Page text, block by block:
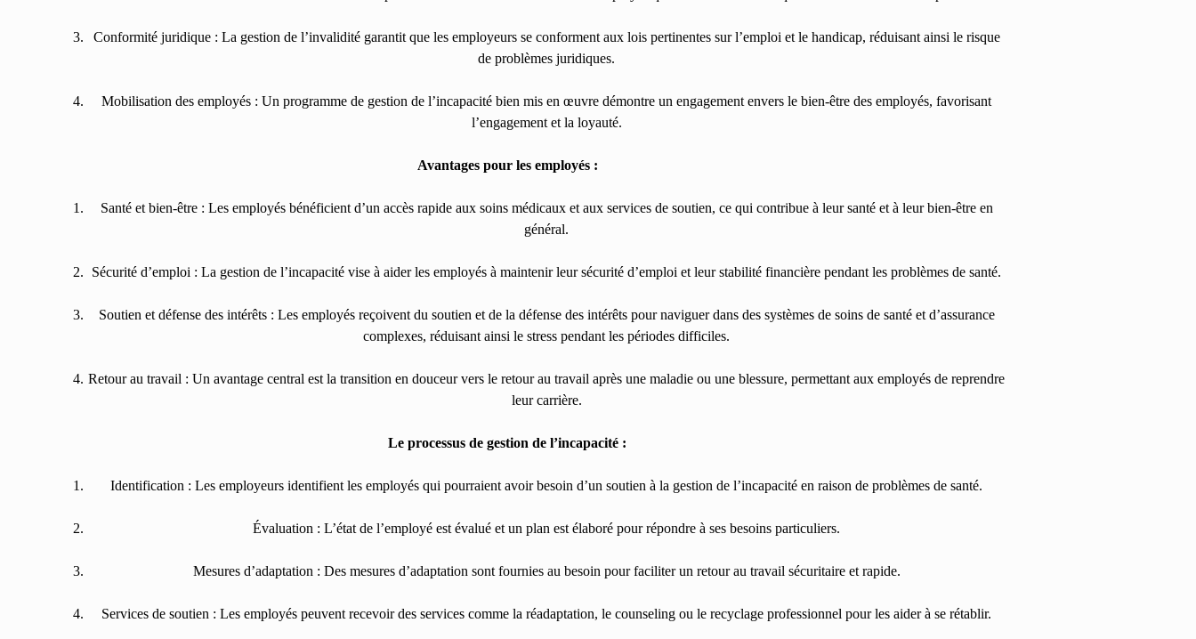
Conformité juridique : La gestion de l’invalidité garantit que les employeurs se conforment aux lois pertinentes sur l’emploi et le handicap, réduisant ainsi le risque
de problèmes juridiques.
Mobilisation des employés : Un programme de gestion de l’incapacité bien mis en œuvre démontre un engagement envers le bien-être des employés, favorisant
l’engagement et la loyauté.
Avantages pour les employés :
Santé et bien-être : Les employés bénéficient d’un accès rapide aux soins médicaux et aux services de soutien, ce qui contribue à leur santé et à leur bien-être en
général.
Sécurité d’emploi : La gestion de l’incapacité vise à aider les employés à maintenir leur sécurité d’emploi et leur stabilité financière pendant les problèmes de santé.
Soutien et défense des intérêts : Les employés reçoivent du soutien et de la défense des intérêts pour naviguer dans des systèmes de soins de santé et d’assurance
complexes, réduisant ainsi le stress pendant les périodes difficiles.
Retour au travail : Un avantage central est la transition en douceur vers le retour au travail après une maladie ou une blessure, permettant aux employés de reprendre
leur carrière.
Le processus de gestion de l’incapacité :
Identification : Les employeurs identifient les employés qui pourraient avoir besoin d’un soutien à la gestion de l’incapacité en raison de problèmes de santé.
Évaluation : L’état de l’employé est évalué et un plan est élaboré pour répondre à ses besoins particuliers.
Mesures d’adaptation : Des mesures d’adaptation sont fournies au besoin pour faciliter un retour au travail sécuritaire et rapide.
Services de soutien : Les employés peuvent recevoir des services comme la réadaptation, le counseling ou le recyclage professionnel pour les aider à se rétablir.